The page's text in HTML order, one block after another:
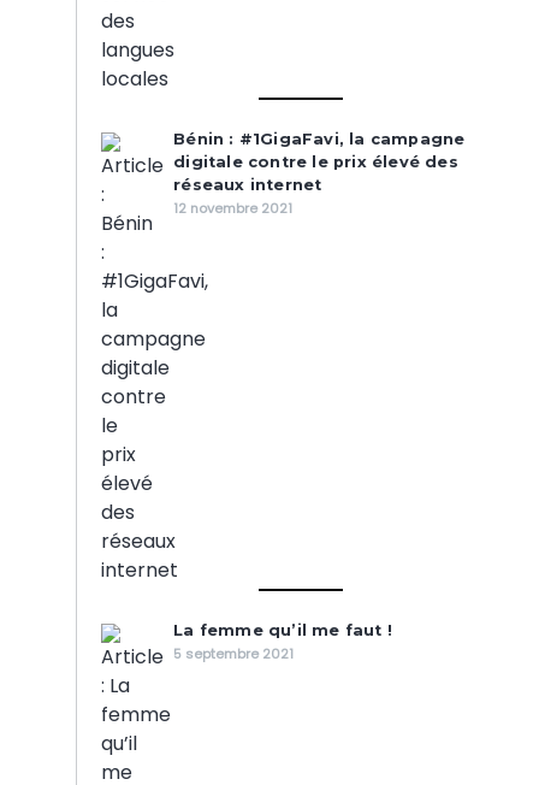
Bénin : #1GigaFavi, la campagne
digitale contre le prix élevé des
réseaux internet
12 novembre 2021
La femme qu’il me faut !
5 septembre 2021